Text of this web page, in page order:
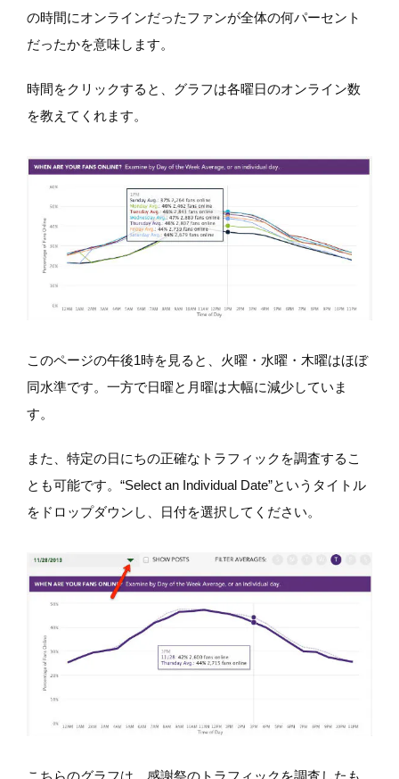
の時間にオンラインだったファンが全体の何パーセント
だったかを意味します。
時間をクリックすると、グラフは各曜日のオンライン数
を教えてくれます。
このページの午後1時を見ると、火曜・水曜・木曜はほぼ
同水準です。一方で日曜と月曜は大幅に減少していま
す。
また、特定の日にちの正確なトラフィックを調査するこ
とも可能です。“Select an Individual Date”というタイトル
をドロップダウンし、日付を選択してください。
こちらのグラフは、感謝祭のトラフィックを調査したも